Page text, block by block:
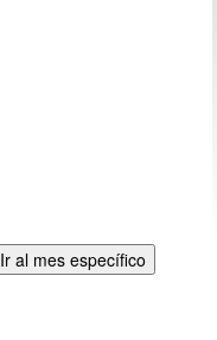
Ir al mes específico